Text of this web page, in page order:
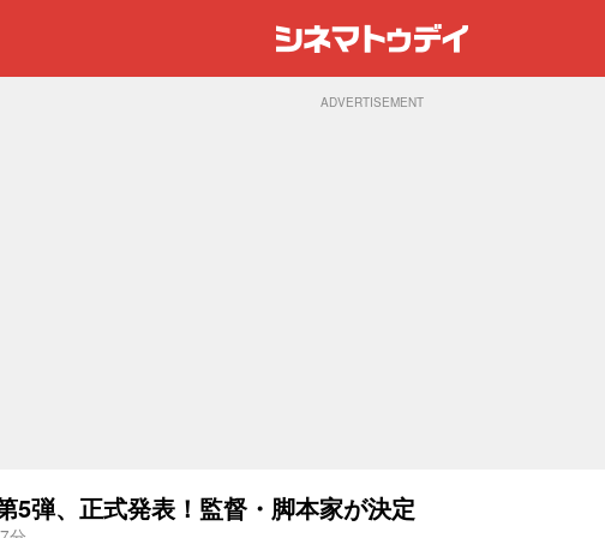
ADVERTISEMENT
5弾、正式発表！監督・脚本家が決定